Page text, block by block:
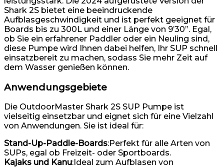
Shark 2S bietet eine beeindruckende
Aufblasgeschwindigkeit und ist perfekt geeignet für
Boards bis zu 300L und einer Länge von 9’30”. Egal,
ob Sie ein erfahrener Paddler oder ein Neuling sind,
diese Pumpe wird Ihnen dabei helfen, Ihr SUP schnell
einsatzbereit zu machen, sodass Sie mehr Zeit auf
dem Wasser genießen können.
Anwendungsgebiete
Die OutdoorMaster Shark 2S SUP Pumpe ist
vielseitig einsetzbar und eignet sich für eine Vielzahl
von Anwendungen. Sie ist ideal für:
Stand-Up-Paddle-Boards:Perfekt für alle Arten von
SUPs, egal ob Freizeit- oder Sportboards.
Kajaks und Kanu:Ideal zum Aufblasen von